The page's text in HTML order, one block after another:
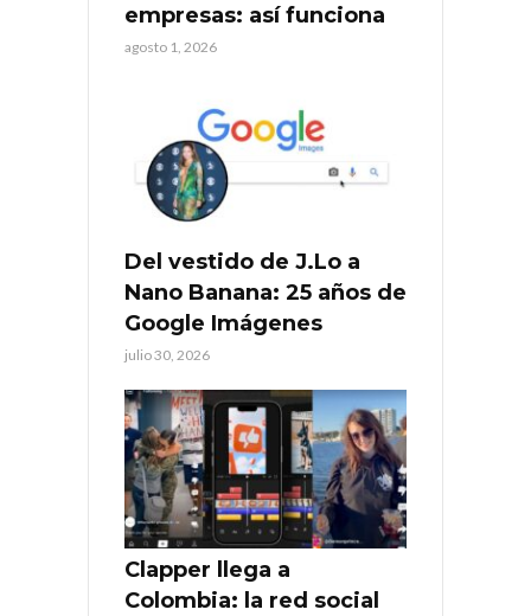
empresas: así funciona
agosto 1, 2026
Del vestido de J.Lo a
Nano Banana: 25 años de
Google Imágenes
julio 30, 2026
Clapper llega a
Colombia: la red social